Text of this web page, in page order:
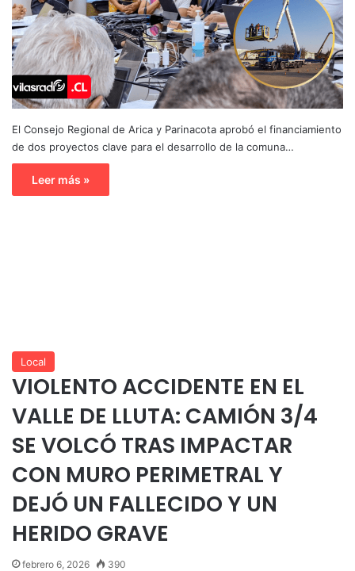
El Consejo Regional de Arica y Parinacota aprobó el financiamiento
de dos proyectos clave para el desarrollo de la comuna…
Leer más »
Local
VIOLENTO ACCIDENTE EN EL
VALLE DE LLUTA: CAMIÓN 3/4
SE VOLCÓ TRAS IMPACTAR
CON MURO PERIMETRAL Y
DEJÓ UN FALLECIDO Y UN
HERIDO GRAVE
febrero 6, 2026 390